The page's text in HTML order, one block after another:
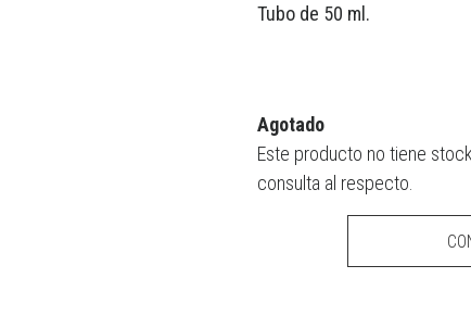
Tubo de 50 ml.
Agotado
Este producto no tiene
consulta al respecto.